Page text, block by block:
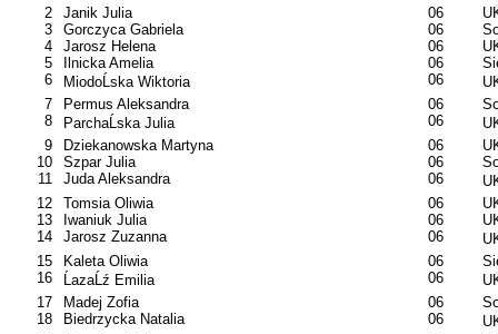
2
Janik Julia 06
3
Gorczyca Gabriela 06
4
Jarosz Helena 06
5
Ilnicka Amelia 06
6
MiodoĹska Wiktoria 06
7
Permus Aleksandra 06
8
ParchaĹska Julia 06
9
Dziekanowska Martyna 06
10
Szpar Julia 06
11
Juda Aleksandra 06
12
Tomsia Oliwia 06
13
Iwaniuk Julia 06
14
Jarosz Zuzanna 06
15
Kaleta Oliwia 06
16
ĹazaĹź Emilia 06
17
Madej Zofia 06
18
Biedrzycka Natalia 06